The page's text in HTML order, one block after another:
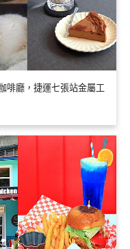
啡廳，捷運七張站金屬工